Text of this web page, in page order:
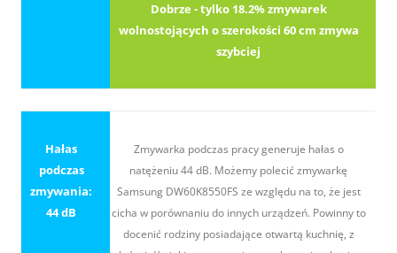
Dobrze - tylko 18.2% zmywarek
wolnostojących o szerokości 60 cm zmywa
szybciej
Hałas
podczas
zmywania:
44 dB
Zmywarka podczas pracy generuje hałas o
natężeniu 44 dB. Możemy polecić zmywarkę
Samsung DW60K8550FS ze względu na to, że jest
cicha w porównaniu do innych urządzeń. Powinny to
docenić rodziny posiadające otwartą kuchnię, z